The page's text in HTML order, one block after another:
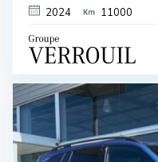
2024 11000